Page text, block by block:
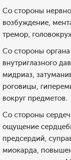
Со стороны
возбуждение,
тремор,
Со стороны органа
внутриглазного
мидриаз,
роговицы,
вокруг предметов.
Со стороны
ощущение
предсердий,
миокарда,